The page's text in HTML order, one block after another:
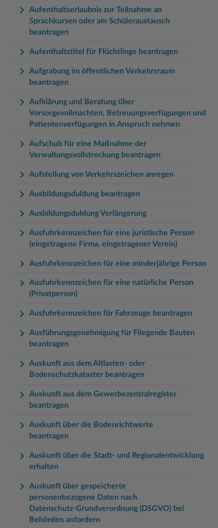
Aufenthaltserlaubnis zur Teilnahme an
Sprachkursen oder am Schüleraustausch
beantragen
Aufenthaltstitel für Flüchtlinge beantragen
Aufgrabung im öffentlichen Verkehrsraum
beantragen
Aufklärung und Beratung über
Vorsorgevollmachten, Betreuungsverfügungen und
Patientenverfügungen in Anspruch nehmen
Aufschub für eine Maßnahme der
Verwaltungsvollstreckung beantragen
Aufstellung von Verkehrszeichen anregen
Ausbildungsduldung beantragen
Ausbildungsduldung Verlängerung
Ausfuhrkennzeichen für eine juristische Person
(eingetragene Firma, eingetragener Verein)
Ausfuhrkennzeichen für eine minderjährige Person
Ausfuhrkennzeichen für eine natürliche Person
(Privatperson)
Ausfuhrkennzeichen für Fahrzeuge beantragen
Ausführungsgenehmigung für Fliegende Bauten
beantragen
Auskunft aus dem Altlasten- oder
Bodenschutzkataster beantragen
Auskunft aus dem Gewerbezentralregister
beantragen
Auskunft über die Bodenrichtwerte
beantragen
Auskunft über die Stadt- und Regionalentwicklung
erhalten
Auskunft über gespeicherte
personenbezogene Daten nach
Datenschutz-Grundverordnung (DSGVO) bei
Behörden anfordern